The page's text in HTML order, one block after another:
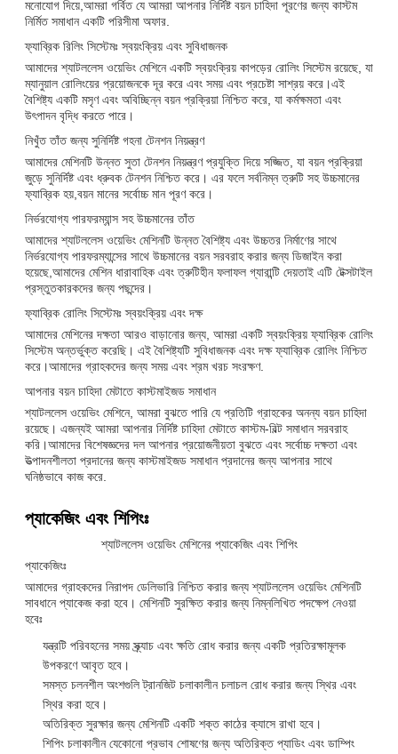
মনোযোগ দিয়ে,আমরা গর্বিত যে আমরা আপনার নির্দিষ্ট বয়ন চাহিদা পূরণের জন্য কাস্টম
নির্মিত সমাধান একটি পরিসীমা অফার.
ফ্যাব্রিক রিলিং সিস্টেমঃ স্বয়ংক্রিয় এবং সুবিধাজনক
আমাদের শ্যাটললেস ওয়েভিং মেশিনে একটি স্বয়ংক্রিয় কাপড়ের রোলিং সিস্টেম রয়েছে, যা
ম্যানুয়াল রোলিংয়ের প্রয়োজনকে দূর করে এবং সময় এবং প্রচেষ্টা সাশ্রয় করে।এই
বৈশিষ্ট্য একটি মসৃণ এবং অবিচ্ছিন্ন বয়ন প্রক্রিয়া নিশ্চিত করে, যা কর্মক্ষমতা এবং
উৎপাদন বৃদ্ধি করতে পারে।
নিখুঁত তাঁত জন্য সুনির্দিষ্ট গহনা টেনশন নিয়ন্ত্রণ
আমাদের মেশিনটি উন্নত সুতা টেনশন নিয়ন্ত্রণ প্রযুক্তি দিয়ে সজ্জিত, যা বয়ন প্রক্রিয়া
জুড়ে সুনির্দিষ্ট এবং ধ্রুবক টেনশন নিশ্চিত করে। এর ফলে সর্বনিম্ন ত্রুটি সহ উচ্চমানের
ফ্যাব্রিক হয়,বয়ন মানের সর্বোচ্চ মান পূরণ করে।
নির্ভরযোগ্য পারফরম্যান্স সহ উচ্চমানের তাঁত
আমাদের শ্যাটললেস ওয়েভিং মেশিনটি উন্নত বৈশিষ্ট্য এবং উচ্চতর নির্মাণের সাথে
নির্ভরযোগ্য পারফরম্যান্সের সাথে উচ্চমানের বয়ন সরবরাহ করার জন্য ডিজাইন করা
হয়েছে,আমাদের মেশিন ধারাবাহিক এবং ত্রুটিহীন ফলাফল গ্যারান্টি দেয়তাই এটি টেক্সটাইল
প্রস্তুতকারকদের জন্য পছন্দের।
ফ্যাব্রিক রোলিং সিস্টেমঃ স্বয়ংক্রিয় এবং দক্ষ
আমাদের মেশিনের দক্ষতা আরও বাড়ানোর জন্য, আমরা একটি স্বয়ংক্রিয় ফ্যাব্রিক রোলিং
সিস্টেম অন্তর্ভুক্ত করেছি। এই বৈশিষ্ট্যটি সুবিধাজনক এবং দক্ষ ফ্যাব্রিক রোলিং নিশ্চিত
করে।আমাদের গ্রাহকদের জন্য সময় এবং শ্রম খরচ সংরক্ষণ.
আপনার বয়ন চাহিদা মেটাতে কাস্টমাইজড সমাধান
শ্যাটললেস ওয়েভিং মেশিনে, আমরা বুঝতে পারি যে প্রতিটি গ্রাহকের অনন্য বয়ন চাহিদা
রয়েছে। এজন্যই আমরা আপনার নির্দিষ্ট চাহিদা মেটাতে কাস্টম-বিল্ট সমাধান সরবরাহ
করি।আমাদের বিশেষজ্ঞদের দল আপনার প্রয়োজনীয়তা বুঝতে এবং সর্বোচ্চ দক্ষতা এবং
উত্পাদনশীলতা প্রদানের জন্য কাস্টমাইজড সমাধান প্রদানের জন্য আপনার সাথে
ঘনিষ্ঠভাবে কাজ করে.
প্যাকেজিং এবং শিপিংঃ
শ্যাটললেস ওয়েভিং মেশিনের প্যাকেজিং এবং শিপিং
প্যাকেজিংঃ
আমাদের গ্রাহকদের নিরাপদ ডেলিভারি নিশ্চিত করার জন্য শ্যাটললেস ওয়েভিং মেশিনটি
সাবধানে প্যাকেজ করা হবে। মেশিনটি সুরক্ষিত করার জন্য নিম্নলিখিত পদক্ষেপ নেওয়া
হবেঃ
যন্ত্রটি পরিবহনের সময় স্ক্র্যাচ এবং ক্ষতি রোধ করার জন্য একটি প্রতিরক্ষামূলক
উপকরণে আবৃত হবে।
সমস্ত চলনশীল অংশগুলি ট্রানজিট চলাকালীন চলাচল রোধ করার জন্য স্থির এবং
স্থির করা হবে।
অতিরিক্ত সুরক্ষার জন্য মেশিনটি একটি শক্ত কাঠের ক্যাসে রাখা হবে।
শিপিং চলাকালীন যেকোনো প্রভাব শোষণের জন্য অতিরিক্ত প্যাডিং এবং ডাম্পিং